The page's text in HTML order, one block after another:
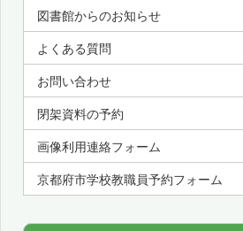
図書館からのお知らせ
よくある質問
お問い合わせ
閉架資料の予約
画像利用連絡フォーム
京都府市学校教職員予約フォーム